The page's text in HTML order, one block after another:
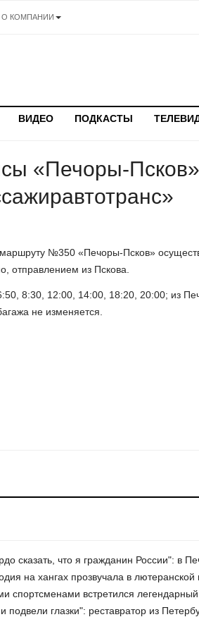
О КОМПАНИИ
ВИДЕО ПОДКАСТЫ
«Печоры-Псков»
№350 «Печоры-Псков»
отправлением из Пскова.
8:30, 12:00, 14:00, 18:20, 20:00; из
не изменяется.
сказать, что я гражданин России": в
на хангах прозвучала в лютеранской
спортсменами встретился
подвели глазки": реставратор из